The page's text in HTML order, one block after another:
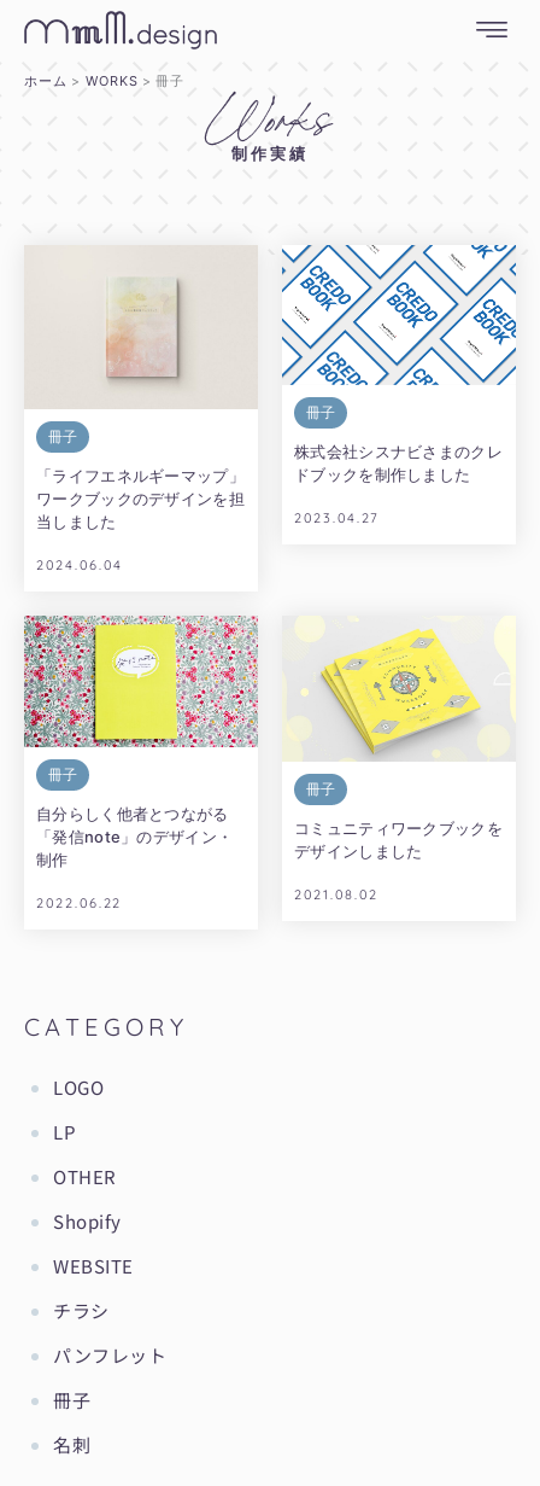
ホーム WORKS 冊子
Works
制作実績
冊子
「ライフエネルギーマップ」
ワークブックのデザインを担
当しました
2024.06.04
冊子
株式会社シスナビさまのクレ
ドブックを制作しました
2023.04.27
冊子
自分らしく他者とつながる
「発信note」のデザイン・
制作
2022.06.22
冊子
コミュニティワークブックを
デザインしました
2021.08.02
CATEGORY
LOGO
LP
OTHER
Shopify
WEBSITE
チラシ
パンフレット
冊子
名刺